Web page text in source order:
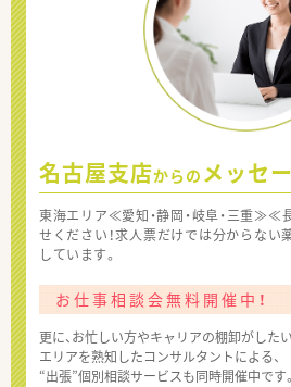
名古屋支店からの メッセ
東海エリア≪愛知・静岡・岐阜・三重
せください！求人票だけでは分からない
しています。
お仕事相談会無料開催中！
更に、お忙しい方やキャリアの棚卸がした
エリアを熟知したコンサルタントによる、
“出張”個別相談サービスも同時開催中です。